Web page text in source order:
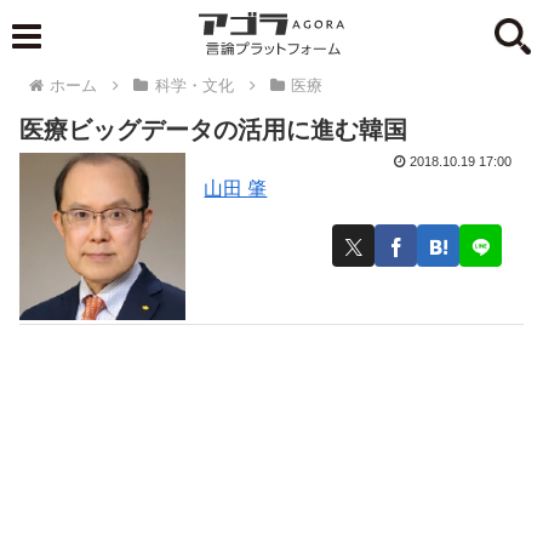
ホーム 科学・文化 医療
医療ビッグデータの活用に進む韓国
山田 肇
2018.10.19 17:00